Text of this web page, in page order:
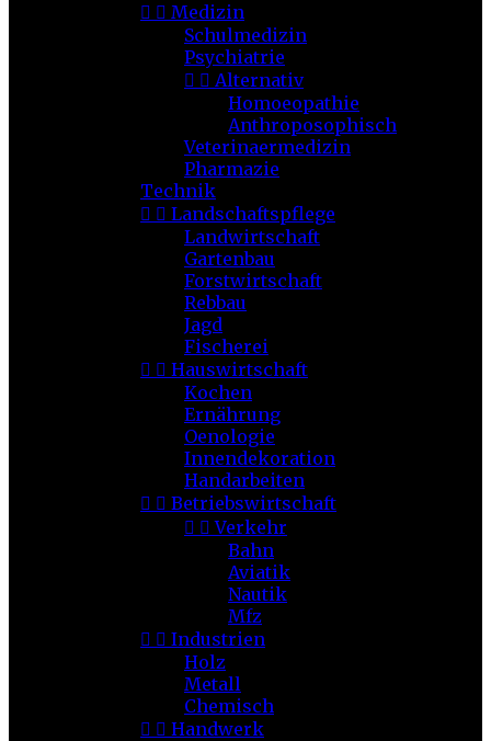
  Medizin
Schulmedizin
Psychiatrie
  Alternativ
Homoeopathie
Anthroposophisch
Veterinaermedizin
Pharmazie
Technik
  Landschaftspflege
Landwirtschaft
Gartenbau
Forstwirtschaft
Rebbau
Jagd
Fischerei
  Hauswirtschaft
Kochen
Ernährung
Oenologie
Innendekoration
Handarbeiten
  Betriebswirtschaft
  Verkehr
Bahn
Aviatik
Nautik
Mfz
  Industrien
Holz
Metall
Chemisch
  Handwerk